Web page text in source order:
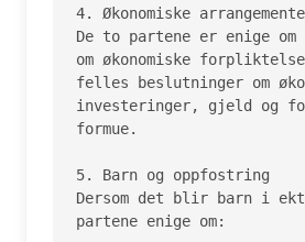
4. Økonomiske
De to partene er enige om
om økonomiske
felles beslutninger om
investeringer, gjeld og
formue.
5. Barn og oppfostring
Dersom det blir barn i
partene enige om: